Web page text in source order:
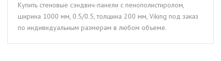
0.5/0.5,
толщина
200
мм,
Купить стеновые сэндвич-панели с пенополистиролом,
ширина 1000 мм, 0.5/0.5, толщина 200 мм, Viking под заказ
по индивидуальным размерам в любом объеме.